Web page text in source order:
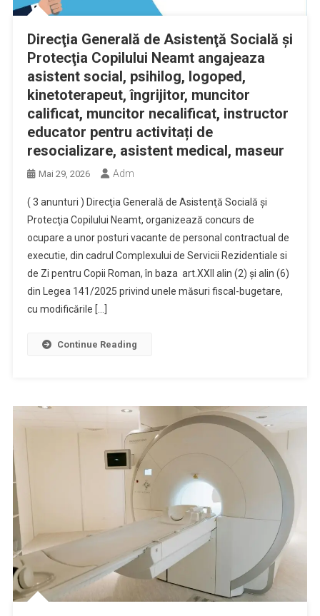
Direcţia Generală de Asistenţă Socială şi
Protecţia Copilului Neamt angajeaza
asistent social, psihilog, logoped,
kinetoterapeut, îngrijitor, muncitor
calificat, muncitor necalificat, instructor
educator pentru activitați de
resocializare, asistent medical, maseur
Mai 29, 2026 Adm
( 3 anunturi ) Direcţia Generală de Asistenţă Socială şi
Protecţia Copilului Neamt, organizează concurs de
ocupare a unor posturi vacante de personal contractual de
executie, din cadrul Complexului de Servicii Rezidentiale si
de Zi pentru Copii Roman, în baza art.XXII alin (2) și alin (6)
din Legea 141/2025 privind unele măsuri fiscal-bugetare,
cu modificările […]
Continue Reading